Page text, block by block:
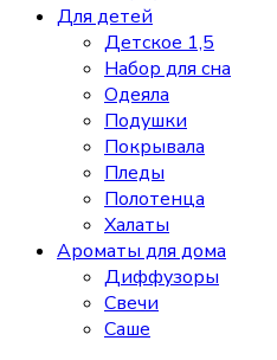
Для детей
Детское 1,5
Набор для сна
Одеяла
Подушки
Покрывала
Пледы
Полотенца
Халаты
Ароматы для дома
Диффузоры
Свечи
Cаше